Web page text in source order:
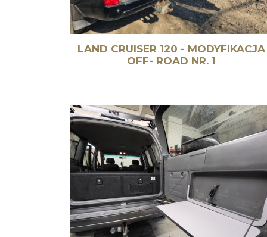
LAND CRUISER 120 - MODYFIKACJA
OFF- ROAD NR. 1